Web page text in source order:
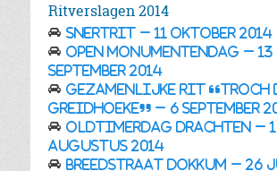
Ritverslagen 2014
Snertrit – 11 oktober 2014
Open monumentendag – 13
september 2014
Gezamenlijke rit “Troch
Greidhoeke” – 6 september
Oldtimerdag Drachten –
augustus 2014
Breedstraat Dokkum – 26